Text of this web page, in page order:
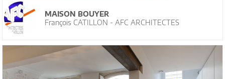
MAISON BOUYER
François CATILLON - AFC ARCHITECTES